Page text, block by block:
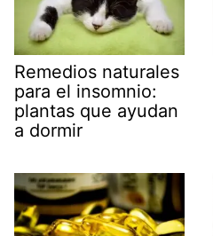
Remedios naturales
para el insomnio:
plantas que ayudan
a dormir